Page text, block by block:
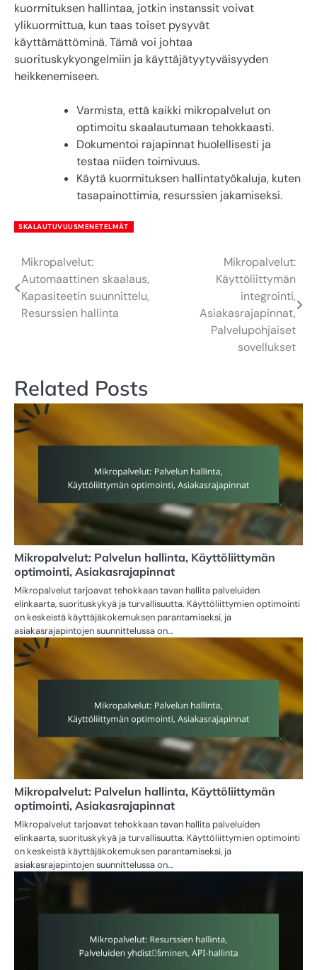
kuormituksen hallintaa, jotkin instanssit voivat
ylikuormittua, kun taas toiset pysyvät
käyttämättöminä. Tämä voi johtaa
suorituskykyongelmiin ja käyttäjätyytyväisyyden
heikkenemiseen.
Varmista, että kaikki mikropalvelut on
optimoitu skaalautumaan tehokkaasti.
Dokumentoi rajapinnat huolellisesti ja
testaa niiden toimivuus.
Käytä kuormituksen hallintatyökaluja, kuten
tasapainottimia, resurssien jakamiseksi.
SKALAUTUVUUSMENETELMÄT
Post
navigation
Mikropalvelut:
Automaattinen skaalaus,
Kapasiteetin suunnittelu,
Resurssien hallinta
Mikropalvelut:
Käyttöliittymän
integrointi,
Asiakasrajapinnat,
Palvelupohjaiset
sovellukset
Related Posts
Mikropalvelut: Palvelun hallinta, Käyttöliittymän
optimointi, Asiakasrajapinnat
Mikropalvelut tarjoavat tehokkaan tavan hallita palveluiden
elinkaarta, suorituskykyä ja turvallisuutta. Käyttöliittymien optimointi
on keskeistä käyttäjäkokemuksen parantamiseksi, ja
asiakasrajapintojen suunnittelussa on…
Mikropalvelut: Palvelun hallinta, Käyttöliittymän
optimointi, Asiakasrajapinnat
Mikropalvelut tarjoavat tehokkaan tavan hallita palveluiden
elinkaarta, suorituskykyä ja turvallisuutta. Käyttöliittymien optimointi
on keskeistä käyttäjäkokemuksen parantamiseksi, ja
asiakasrajapintojen suunnittelussa on…